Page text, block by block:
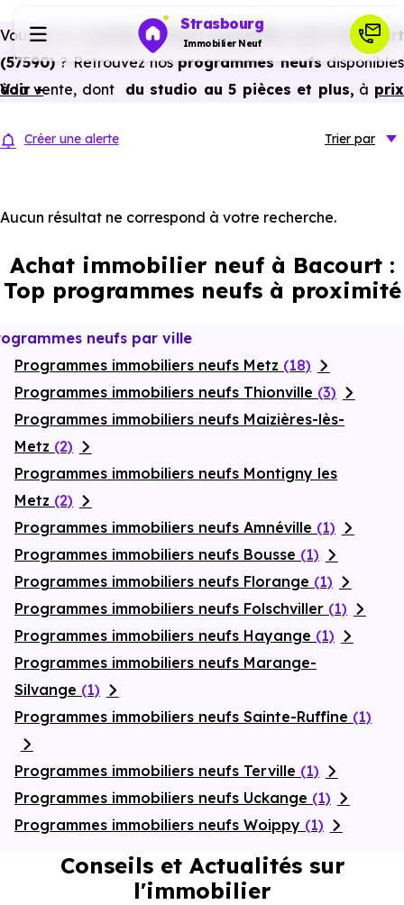
Strasbourg
Immobilier Neuf
Investir
Actualités
Ressources
Financer
Vous avez un
projet d’achat immobilier neuf à Bacourt
(57590) ? Retrouvez nos programmes neufs disponibles
à la vente, dont
du studio au 5 pièces et plus, à prix
avantages du neuf :PTZ, TVA réduitedans certains cas,
énergétiques, garanties constructeur, etc.
Voir +
Créer une alerte Trier par
Aucun résultat ne correspond à votre recherche.
Achat immobilier neuf à Bacourt :
Top programmes neufs à proximité
neufs par ville
Programmes immobiliers neufs Metz (18)
Programmes immobiliers neufs Thionville (3)
Programmes immobiliers neufs Maizières-lès-
Metz (2)
Programmes immobiliers neufs Montigny les
Metz (2)
Programmes immobiliers neufs Amnéville (1)
Programmes immobiliers neufs Bousse (1)
Programmes immobiliers neufs Florange (1)
Programmes immobiliers neufs Folschviller (1)
Programmes immobiliers neufs Hayange (1)
Programmes immobiliers neufs Marange-
Silvange (1)
Programmes immobiliers neufs Sainte-Ruffine (1)
Programmes immobiliers neufs Terville (1)
Programmes immobiliers neufs Uckange (1)
Programmes immobiliers neufs Woippy (1)
Conseils et Actualités sur
l'immobilier